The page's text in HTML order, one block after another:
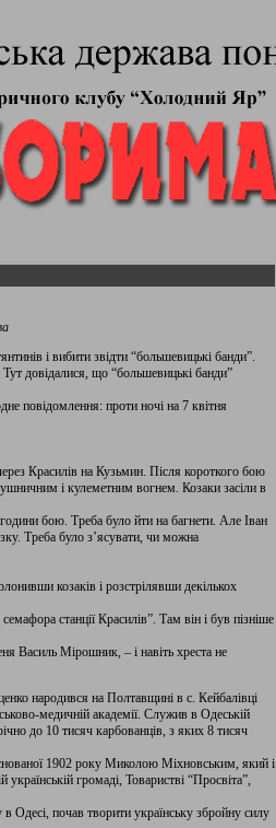
і вибити звідти “большевицькі банди”.
довідалися, що “большевицькі банди”
повідомлення: проти ночі на 7 квітня
Красилів на Кузьмин. Після короткого бою
і кулеметним вогнем. Козаки засіли в
бою. Треба було йти на багнети. Але Іван
Треба було з’ясувати, чи можна
козаків і розстрілявши декількох
станції Красилів”. Там він і був пізніше
Василь Мірошник, – і навіть хреста не
народився на Полтавщині в с. Кейбалівці
медичній академії. Служив в Одеській
до 10 тисяч карбованців, з яких 8 тисяч
1902 року Миколою Міхновським, який і
громаді, Товаристві “Просвіта”,
Одесі, почав творити українську збройну силу